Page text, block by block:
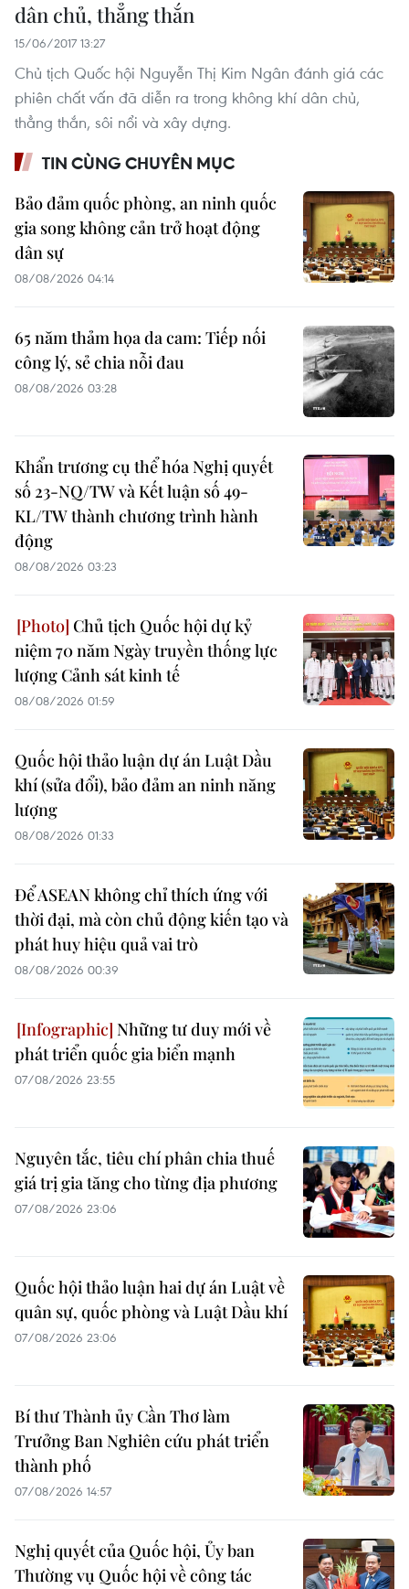
dân chủ, thẳng thắn
15/06/2017 13:27
Chủ tịch Quốc hội Nguyễn Thị Kim Ngân đánh giá các
phiên chất vấn đã diễn ra trong không khí dân chủ,
thẳng thắn, sôi nổi và xây dựng.
TIN CÙNG CHUYÊN MỤC
Bảo đảm quốc phòng, an ninh quốc
gia song không cản trở hoạt động
dân sự
08/08/2026 04:14
65 năm thảm họa da cam: Tiếp nối
công lý, sẻ chia nỗi đau
08/08/2026 03:28
Khẩn trương cụ thể hóa Nghị quyết
số 23-NQ/TW và Kết luận số 49-
KL/TW thành chương trình hành
động
08/08/2026 03:23
Chủ tịch Quốc hội dự kỷ
niệm 70 năm Ngày truyền thống lực
lượng Cảnh sát kinh tế
08/08/2026 01:59
Quốc hội thảo luận dự án Luật Dầu
khí (sửa đổi), bảo đảm an ninh năng
lượng
08/08/2026 01:33
Để ASEAN không chỉ thích ứng với
thời đại, mà còn chủ động kiến tạo và
phát huy hiệu quả vai trò
08/08/2026 00:39
Những tư duy mới về
phát triển quốc gia biển mạnh
07/08/2026 23:55
Nguyên tắc, tiêu chí phân chia thuế
giá trị gia tăng cho từng địa phương
07/08/2026 23:06
Quốc hội thảo luận hai dự án Luật về
quân sự, quốc phòng và Luật Dầu khí
07/08/2026 23:06
Bí thư Thành ủy Cần Thơ làm
Trưởng Ban Nghiên cứu phát triển
thành phố
07/08/2026 14:57
Nghị quyết của Quốc hội, Ủy ban
Thường vụ Quốc hội về công tác